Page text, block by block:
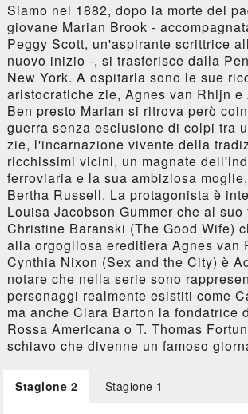
Siamo nel 1882, dopo la morte del
giovane Marian Brook -
Peggy Scott, un'aspirante scrittrice
nuovo inizio -, si trasferisce dalla
New York. A ospitarla sono le sue
aristocratiche zie, Agnes van Rhijn e
Ben presto Marian si ritrova però
guerra senza esclusione di colpi tra
zie, l'incarnazione vivente della
ricchissimi vicini, un magnate
ferroviaria e la sua ambiziosa
Bertha Russell. La protagonista è
Louisa Jacobson Gummer che al
Christine Baranski (The Good Wife)
alla orgogliosa ereditiera Agnes van
Cynthia Nixon (Sex and the City) è
notare che nella serie sono
personaggi realmente esistiti come
ma anche Clara Barton la fondatrice
Rossa Americana o T. Thomas
schiavo che divenne un famoso
Stagione 2 Stagione 1